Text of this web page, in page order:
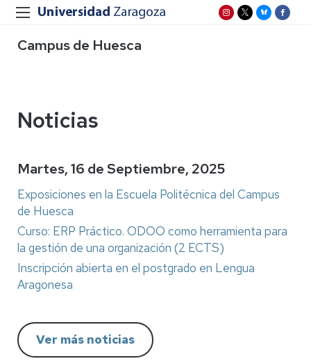
Campus de Huesca
Noticias
Martes, 16 de Septiembre, 2025
Exposiciones en la Escuela Politécnica del Campus
de Huesca
Curso: ERP Práctico. ODOO como herramienta para
la gestión de una organización (2 ECTS)
Inscripción abierta en el postgrado en Lengua
Aragonesa
Ver más noticias